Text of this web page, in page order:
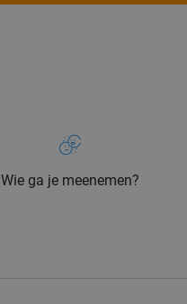
Wie ga je meenemen?